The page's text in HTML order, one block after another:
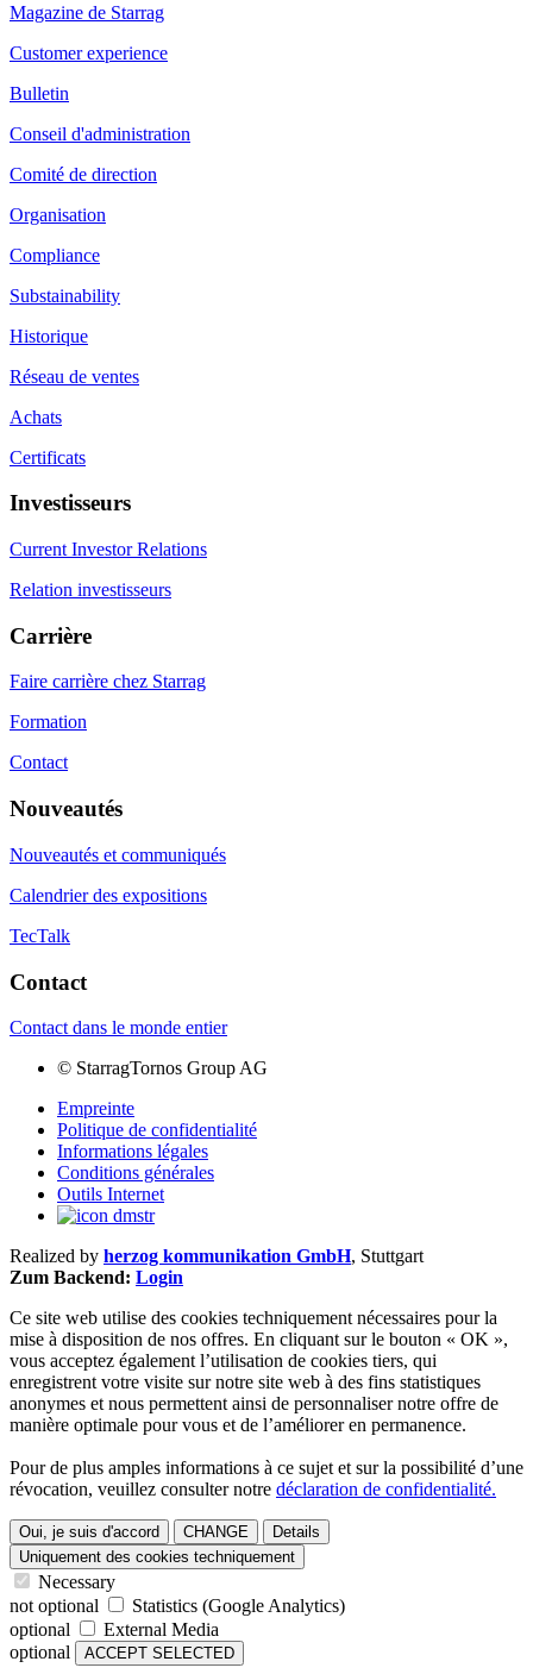
Magazine de Starrag
Customer experience
Bulletin
Conseil d'administration
Comité de direction
Organisation
Compliance
Substainability
Historique
Réseau de ventes
Achats
Certificats
Investisseurs
Current Investor Relations
Relation investisseurs
Carrière
Faire carrière chez Starrag
Formation
Contact
Nouveautés
Nouveautés et communiqués
Calendrier des expositions
TecTalk
Contact
Contact dans le monde entier
© StarragTornos Group AG
Empreinte
Politique de confidentialité
Informations légales
Conditions générales
Outils Internet
Realized by herzog kommunikation GmbH, Stuttgart
Zum Backend: Login
Ce site web utilise des cookies techniquement nécessaires pour la
mise à disposition de nos offres. En cliquant sur le bouton « OK »,
vous acceptez également l’utilisation de cookies tiers, qui
enregistrent votre visite sur notre site web à des fins statistiques
anonymes et nous permettent ainsi de personnaliser notre offre de
manière optimale pour vous et de l’améliorer en permanence.
Pour de plus amples informations à ce sujet et sur la possibilité d’une
révocation, veuillez consulter notre déclaration de confidentialité.
Oui, je suis d'accord CHANGE
Details
Uniquement des cookies techniquement
Necessary
not optional
Statistics (Google Analytics)
optional
External Media
optional
ACCEPT SELECTED